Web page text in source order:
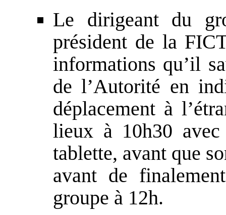
Le dirigeant du
président de la
informations qu’il
de l’Autorité en
déplacement à
lieux à 10h30
tablette, avant que
avant de
groupe à 12h.